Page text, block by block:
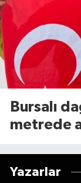
Bursalı
metrede
Yazarlar